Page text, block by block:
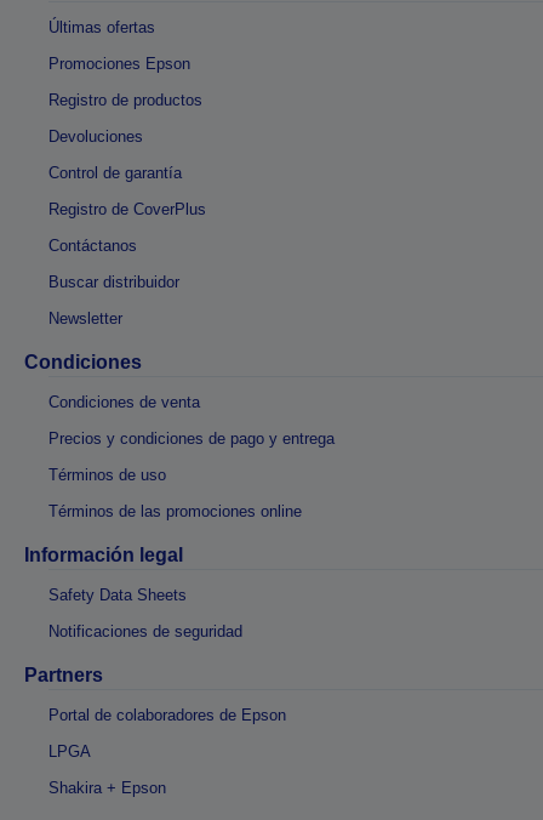
Últimas ofertas
Promociones Epson
Registro de productos
Devoluciones
Control de garantía
Registro de CoverPlus
Contáctanos
Buscar distribuidor
Newsletter
Condiciones
Condiciones de venta
Precios y condiciones de pago y entrega
Términos de uso
Términos de las promociones online
Información legal
Safety Data Sheets
Notificaciones de seguridad
Partners
Portal de colaboradores de Epson
LPGA
Shakira + Epson